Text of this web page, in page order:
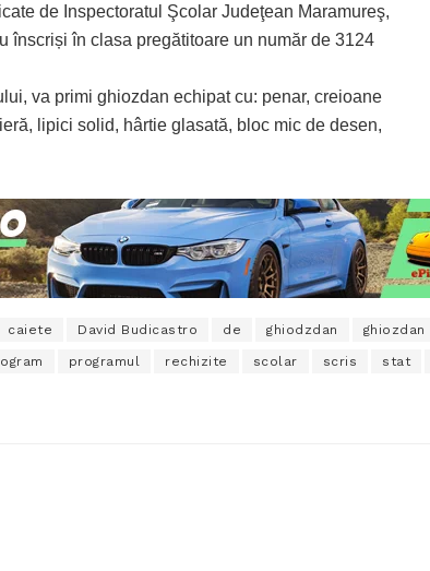
de Inspectoratul Şcolar Judeţean Maramureş,
înscriși în clasa pregătitoare un număr de 3124
va primi ghiozdan echipat cu: penar, creioane
lipici solid, hârtie glasată, bloc mic de desen,
caiete David Budicastro de ghiodzdan ghiozdan
programul rechizite scolar scris stat